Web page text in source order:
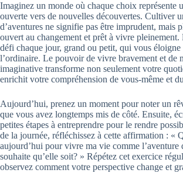
Imaginez un monde où chaque choix représente
ouverte vers de nouvelles découvertes. Cultiver
d’aventures ne signifie pas être imprudent, mais
ouvert au changement et prêt à vivre pleinement.
défi chaque jour, grand ou petit, qui vous éloigne
l’ordinaire. Le pouvoir de vivre bravement et de
imaginative transforme non seulement votre
enrichit votre compréhension de vous-même et
Aujourd’hui, prenez un moment pour noter un
que vous avez longtemps mis de côté. Ensuite,
petites étapes à entreprendre pour le rendre
de la journée, réfléchissez à cette affirmation : «
aujourd’hui pour vivre ma vie comme l’aventure
souhaite qu’elle soit? » Répétez cet exercice
observez comment votre perspective change et